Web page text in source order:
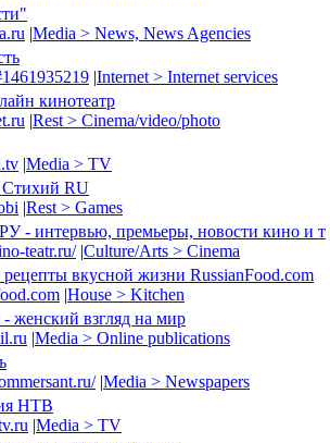
|Media > News, News Agencies
|Internet > Internet services
кинотеатр
|Rest > Cinema/video/photo
|Media > TV
Стихий RU
|Rest > Games
- интервью, премьеры, новости кино и т
teatr.ru/ |Culture/Arts > Cinema
вкусной жизни RussianFood.com
|House > Kitchen
женский взгляд на мир
|Media > Online publications
|Media > Newspapers
НТВ
|Media > TV